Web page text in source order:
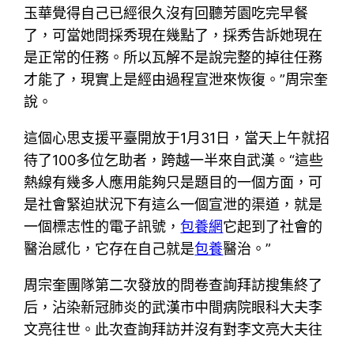
玉華覺得自己已經很久沒有回聽芳園吃完早餐
了，可當她問採秀現在幾點了，採秀告訴她現在
是正常的任務。所以瓦解不是說完整的掉往任務
才能了，現實上是經由過程宣泄來恢復。”周宗奎
說。
這個心思支援平臺開放于1月31日，當天上午就招
待了100多位乞助者，跨越一半來自武漢。“這些
熱線有幾多人應用能夠只是題目的一個方面，可
是社會緊迫狀況下有這么一個宣泄的渠道，就是
一個標志性的電子訊號，包養網它起到了社會的
醫治感化，它存在自己就是包養醫治。”
周宗奎團隊第二次發放的問卷查詢拜訪搜集終了
后，沾染新冠肺炎的武漢市中間病院眼科大夫李
文亮往世。此次查詢拜訪并沒有對李文亮大夫往